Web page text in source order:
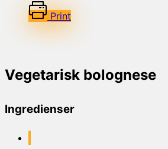
Print
Vegetarisk bolognese
Ingredienser